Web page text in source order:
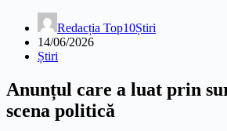
Redacția Top10Știri
14/06/2026
Știri
Anunțul care a luat prin
scena politică